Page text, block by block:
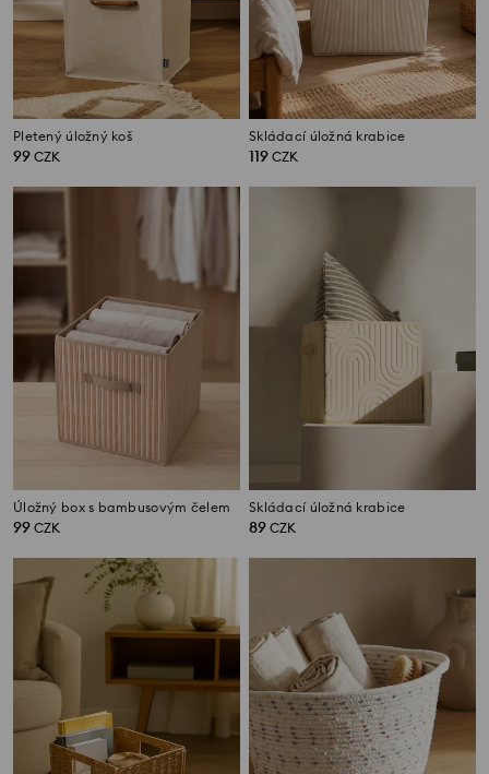
Pletený úložný koš
99 CZK
Skládací úložná krabice
119 CZK
Úložný box s bambusovým čelem
99 CZK
Skládací úložná krabice
89 CZK